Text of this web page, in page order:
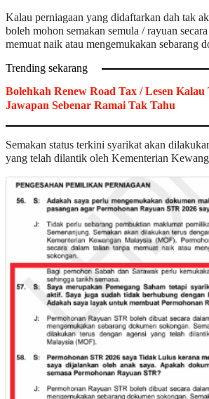
Kalau perniagaan yang didaftarkan dah tak
boleh mohon semakan semula / rayuan
memuat naik atau mengemukakan sebarang
Trending sekarang
Bolehkah Renew Road Tax / Lesen
Jawapan Sebenar Ramai Tak Tahu
Semakan status terkini syarikat akan
yang telah dilantik oleh Kementerian